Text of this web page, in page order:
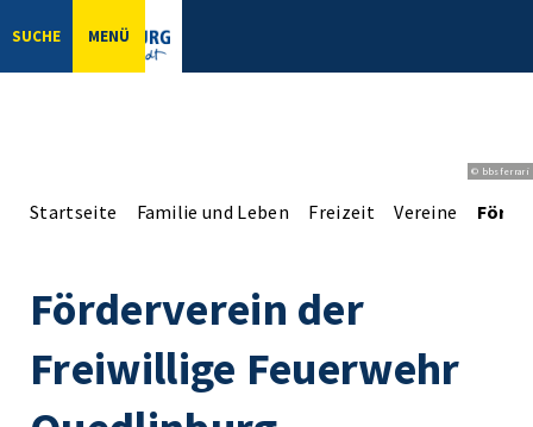
SUCHE MENÜ
© bbsferrari
Startseite Familie und Leben Freizeit Vereine
Förderverein der
Freiwillige Feuerwehr